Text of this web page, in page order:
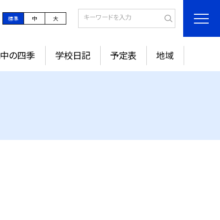
標準 中 大
の四季 学校日記 予定表 地域